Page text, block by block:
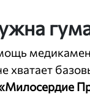
хватает